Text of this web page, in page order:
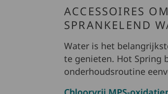
ACCESSOIRES
SPRANKELEND
Water is het
te genieten. Hot Spring
onderhoudsroutine